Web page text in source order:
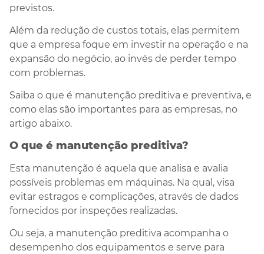
previstos.
Além da redução de custos totais, elas permitem
que a empresa foque em investir na operação e na
expansão do negócio, ao invés de perder tempo
com problemas.
Saiba o que é manutenção preditiva e preventiva, e
como elas são importantes para as empresas, no
artigo abaixo.
O que é manutenção preditiva?
Esta manutenção é aquela que analisa e avalia
possíveis problemas em máquinas. Na qual, visa
evitar estragos e complicações, através de dados
fornecidos por inspeções realizadas.
Ou seja, a manutenção preditiva acompanha o
desempenho dos equipamentos e serve para